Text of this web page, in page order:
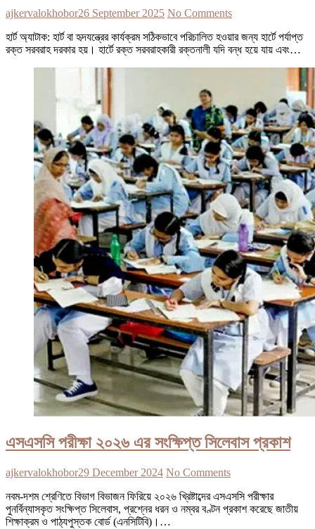
ajkervalokhobor26 September 2025 No Comments
হার্ট অ্যাটাক: হার্ট বা হৃদযন্ত্রের কার্যক্রম সঠিকভাবে পরিচালিত হওয়ার জন্য হার্টে পর্যাপ্ত
রক্ত সরবরাহ দরকার হয়। হার্টে রক্ত সরবরাহকারী রক্তনালী যদি বন্ধ হয়ে যায় এবং…
এসএসসি পরীক্ষা ২০২৬ এর সংক্ষিপ্ত সিলেবাস প্রকাশ
ajkervalokhobor29 December 2024 No Comments
নবম-দশম শ্রেণিতে বিভাগ বিভাজন ফিরিয়ে ২০২৬ খ্রিষ্টাব্দের এসএসসি পরীক্ষার
পুনর্বিন্যাসকৃত সংক্ষিপ্ত সিলেবাস, প্রশ্নের ধরন ও নম্বর বণ্টন প্রকাশ করেছে জাতীয়
শিক্ষাক্রম ও পাঠ্যপুস্তক বোর্ড (এনসিটিবি)।…